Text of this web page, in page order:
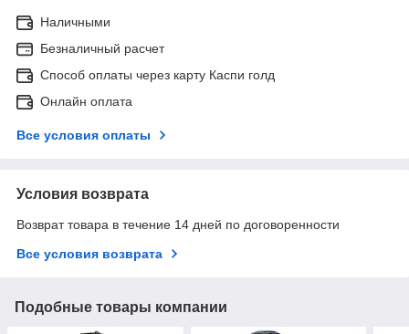
Наличными
Безналичный расчет
Способ оплаты через карту Каспи голд
Онлайн оплата
Все условия оплаты
Условия возврата
Возврат товара в течение 14 дней по договоренности
Все условия возврата
Подобные товары компании